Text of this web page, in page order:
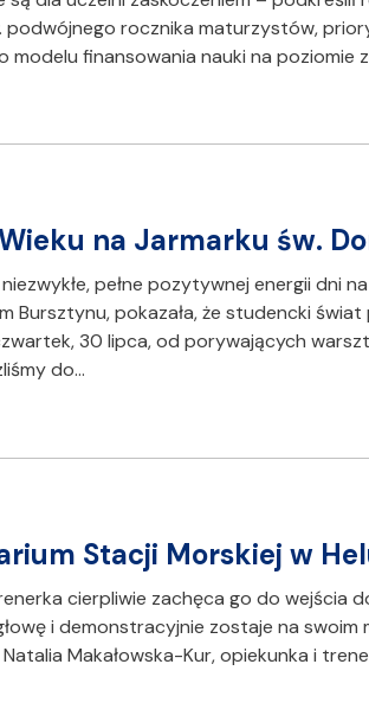
podwójnego rocznika maturzystów,
finansowania nauki na poziomie
na Jarmarku św.
pełne pozytywnej energii dni
Bursztynu, pokazała, że studencki
30 lipca, od porywających
do…
Stacji Morskiej w
cierpliwie zachęca go do wejścia
i demonstracyjnie zostaje na swoim
Makałowska-Kur, opiekunka i